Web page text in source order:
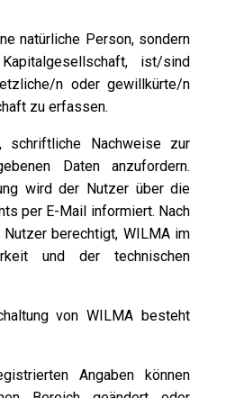
natürliche Person, sondern
ist/sind
n oder gewillkürte/n
zu erfassen.
schriftliche Nachweise zur
Daten anzufordern.
wird der Nutzer über die
per E-Mail informiert. Nach
berechtigt, WILMA im
und der technischen
von WILMA besteht
Angaben können